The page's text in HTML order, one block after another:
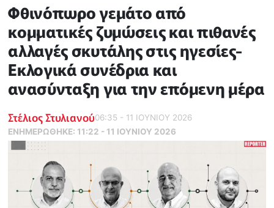
Φθινόπωρο γεμάτο από
κομματικές ζυμώσεις και πιθανές
αλλαγές σκυτάλης στις ηγεσίες-
Εκλογικά συνέδρια και
ανασύνταξη για την επόμενη μέρα
Στέλιος Στυλιανού06:35 - 11 ΙΟΥΝΙΟΥ 2026
ΕΝΗΜΕΡΏΘΗΚΕ: 11:22 - 11 ΙΟΥΝΙΟΥ 2026